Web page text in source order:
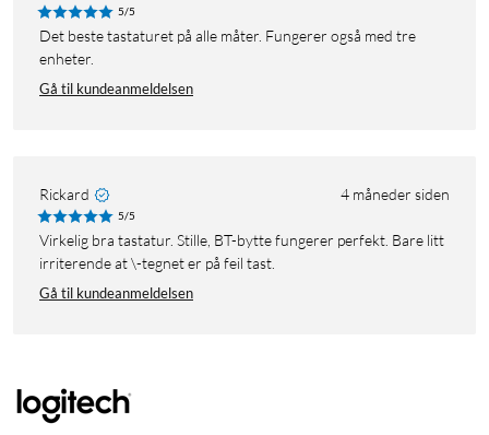
5/5
Det beste tastaturet på alle måter. Fungerer også med tre
enheter.
Gå til kundeanmeldelsen
Rickard 4 måneder siden
5/5
Virkelig bra tastatur. Stille, BT-bytte fungerer perfekt. Bare litt
irriterende at \-tegnet er på feil tast.
Gå til kundeanmeldelsen